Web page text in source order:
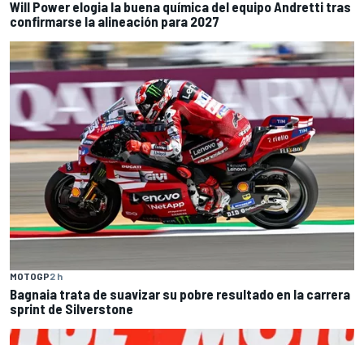
Will Power elogia la buena química del equipo Andretti tras
confirmarse la alineación para 2027
MOTOGP2 h
Bagnaia trata de suavizar su pobre resultado en la carrera
sprint de Silverstone